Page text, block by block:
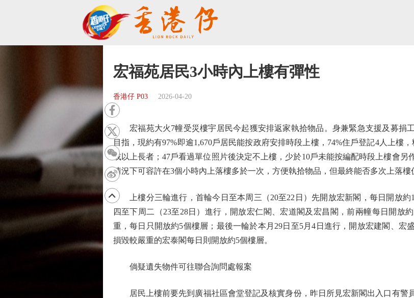
宏福苑居民3小時內上樓有彈性
香港仔 P03 2026-04-20
宏福苑大火7幢受災樓宇居民今起獲安排返家執拾物品。身兼緊急支援及募捐
目指，現約有97%即逾1,670戶居民能按政府安排時段上樓，74%住戶登記4人上樓
或以上長者；47戶看過單位照片後決定不上樓，少於10戶未能按編配時段上樓會
情況下可容許在3個小時內上落樓多於一次，方便執拾物品，但最終能否多次上落樓
上樓分三輪進行，首輪今日至本周三（20至22日）先開放宏新閣，每日開放約
四至下周二（23至28日）進行，開放宏仁閣、宏道閣及宏昌閣，前兩幢每日開放
重，每日只開放約5個樓層；最後一輪於本月29日至5月4日進行，開放宏建閣、宏
損毀較嚴重的宏泰閣每日則開放約5個樓層。
倘疑遺失物件可往聯合詢問處報案
居民上樓前要先到廣福社區會堂登記及核實身份，昨日所見宏新閣出入口有警